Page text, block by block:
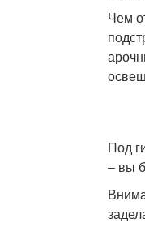
Чем
Под
– вы